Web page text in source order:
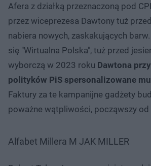
Afera z działką przeznaczoną pod
przez wiceprezesa Dawtony tuż
nabiera nowych, zaskakujących
się "Wirtualna Polska", tuż przed
wyborczą w 2023 roku Dawtona
polityków PiS spersonalizowane
Faktury za te kampanijne gadżety
poważne wątpliwości, począwszy
Alfabet Millera M JAK MILLER